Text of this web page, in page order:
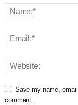
Save my name,
comment.